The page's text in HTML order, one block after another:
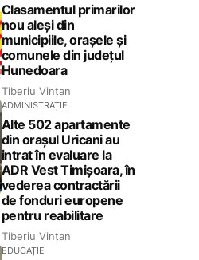
Clasamentul primarilor
nou aleși din
municipiile, orașele și
comunele din județul
Hunedoara
Tiberiu Vințan
ADMINISTRAȚIE
Alte 502 apartamente
din orașul Uricani au
intrat în evaluare la
ADR Vest Timișoara, în
vederea contractării
de fonduri europene
pentru reabilitare
Tiberiu Vințan
EDUCAȚIE